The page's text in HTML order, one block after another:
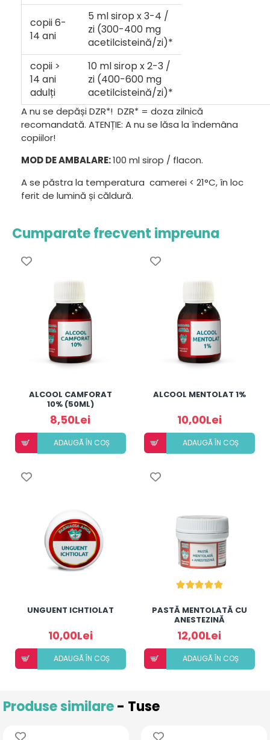
copii 6-
14 ani
5 ml sirop x 3-4 /
zi (300-400 mg
acetilcisteină/zi)*
copii >
14 ani
adulți
10 ml sirop x 2-3 /
zi (400-600 mg
acetilcisteină/zi)*
A nu se depăși DZR*! DZR* = doza zilnică
recomandată. ATENȚIE: A nu se lăsa la îndemâna
copiilor!
MOD DE AMBALARE:100 ml sirop / flacon.
A se păstra la temperatura camerei < 21°C, în loc
ferit de lumină și căldură.
Cumparate frecvent impreuna
ALCOOL CAMFORAT
10% (50ML)
8,50Lei
ADAUGÃ ÎN COȘ
ALCOOL MENTOLAT 1%
10,00Lei
ADAUGÃ ÎN COȘ
UNGUENT ICHTIOLAT
10,00Lei
ADAUGÃ ÎN COȘ
PASTĂ MENTOLATĂ CU
ANESTEZINĂ
12,00Lei
ADAUGÃ ÎN COȘ
Produse similare- Tuse